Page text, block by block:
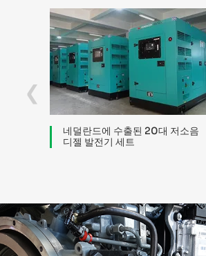
네덜란드에 수출된 20대 저소음
디젤 발전기 세트
‹